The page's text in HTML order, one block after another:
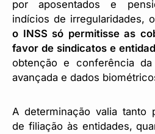
por aposentados e
indícios de irregularidades,
o INSS só permitisse as
favor de sindicatos e
obtenção e conferência da
avançada e dados
A determinação valia tanto
de filiação às entidades,